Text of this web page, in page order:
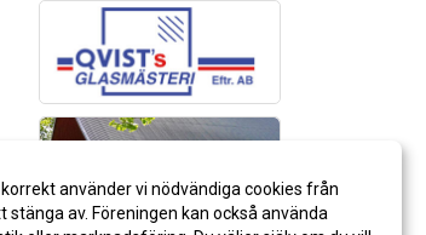
använder vi nödvändiga cookies från
av. Föreningen kan också använda